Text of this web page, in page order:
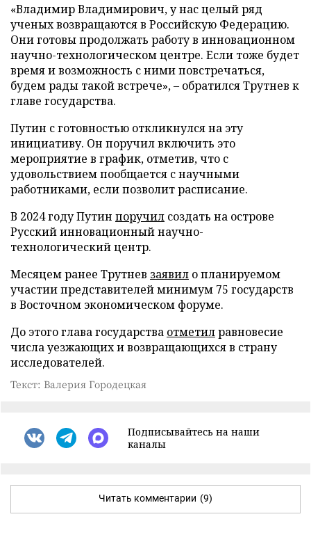
«Владимир Владимирович, у нас целый ряд
ученых возвращаются в Российскую Федерацию.
Они готовы продолжать работу в инновационном
научно-технологическом центре. Если тоже будет
время и возможность с ними повстречаться,
будем рады такой встрече», – обратился Трутнев к
главе государства.
Путин с готовностью откликнулся на эту
инициативу. Он поручил включить это
мероприятие в график, отметив, что с
удовольствием пообщается с научными
работниками, если позволит расписание.
В 2024 году Путин поручил создать на острове
Русский инновационный научно-
технологический центр.
Месяцем ранее Трутнев заявил о планируемом
участии представителей минимум 75 государств
в Восточном экономическом форуме.
До этого глава государства отметилравновесие
числа уезжающих и возвращающихся в страну
исследователей.
Текст: Валерия Городецкая
Подписывайтесь на наши
каналы
Читать комментарии (9)